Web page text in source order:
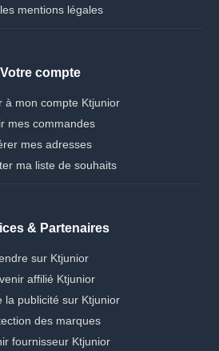
mentions légales
Votre compte
à mon compte Ktjunior
mes commandes
mes adresses
ma liste de souhaits
& Partenaires
sur Ktjunior
affilié Ktjunior
la publicité sur Ktjunior
des marques
fournisseur Ktjunior